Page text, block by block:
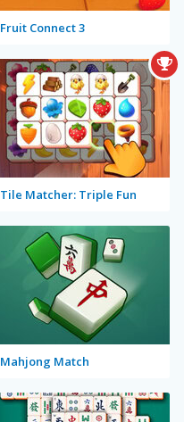
Fruit Connect 3
Tile Matcher: Triple Fun
Mahjong Match